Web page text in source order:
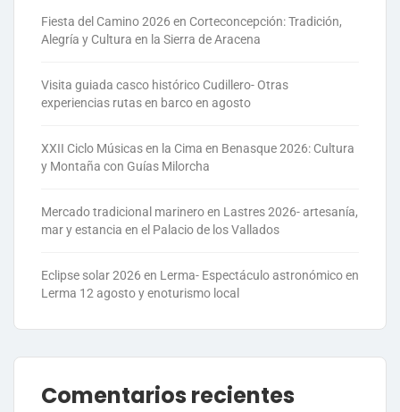
Fiesta del Camino 2026 en Corteconcepción: Tradición,
Alegría y Cultura en la Sierra de Aracena
Visita guiada casco histórico Cudillero- Otras
experiencias rutas en barco en agosto
XXII Ciclo Músicas en la Cima en Benasque 2026: Cultura
y Montaña con Guías Milorcha
Mercado tradicional marinero en Lastres 2026- artesanía,
mar y estancia en el Palacio de los Vallados
Eclipse solar 2026 en Lerma- Espectáculo astronómico en
Lerma 12 agosto y enoturismo local
Comentarios recientes